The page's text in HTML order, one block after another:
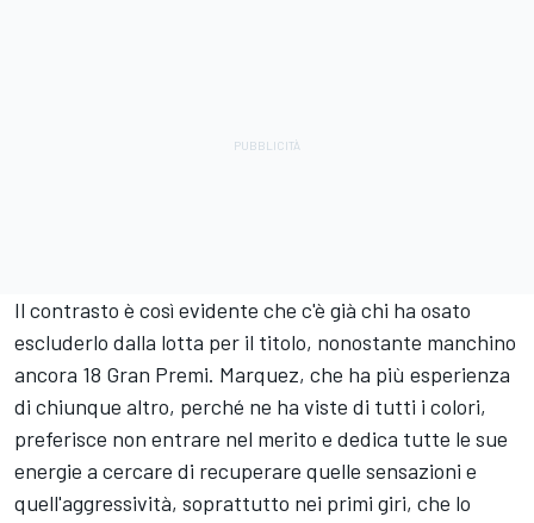
Il contrasto è così evidente che c'è già chi ha osato
escluderlo dalla lotta per il titolo, nonostante manchino
ancora 18 Gran Premi. Marquez, che ha più esperienza
di chiunque altro, perché ne ha viste di tutti i colori,
preferisce non entrare nel merito e dedica tutte le sue
energie a cercare di recuperare quelle sensazioni e
quell'aggressività, soprattutto nei primi giri, che lo